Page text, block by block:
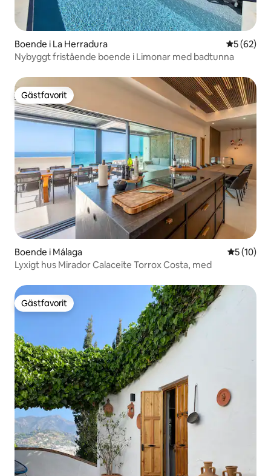
Boende i La Herradura 5 av 5 i
5 (62)
Nybyggt fristående boende i Limonar med badtunna
Gästfavorit
Gästfavorit
Boende i Málaga 5 av 5 i
5 (10)
Lyxigt hus Mirador Calaceite Torrox Costa, med
Gästfavorit
Gästfavorit